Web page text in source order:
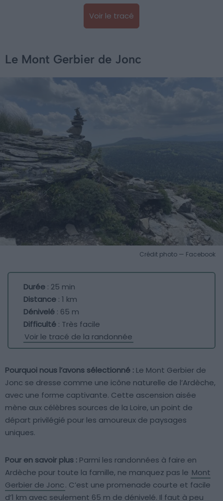
Voir le tracé
Le Mont Gerbier de Jonc
Crédit photo — Facebook
Durée : 25 min
Distance : 1 km
Dénivelé : 65 m
Difficulté : Très facile
Voir le tracé de la randonnée
Pourquoi nous l’avons sélectionné : Le Mont Gerbier de
Jonc se dresse comme une icône naturelle de l’Ardèche,
avec une forme captivante. Cette ascension aisée
mène aux célèbres sources de la Loire, un point de
départ privilégié pour les amoureux de paysages
uniques.
Pour en savoir plus : Parmi les randonnées à faire en
Ardèche pour toute la famille, ne manquez pas le Mont
Gerbier de Jonc. C’est une promenade courte et facile
d’1 km avec seulement 65 m de dénivelé. Il faut à peu